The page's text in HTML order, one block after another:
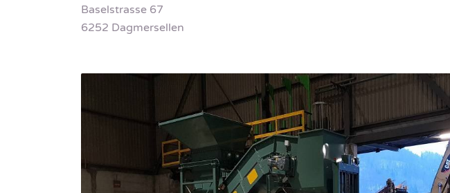
Baselstrasse 67
6252 Dagmersellen